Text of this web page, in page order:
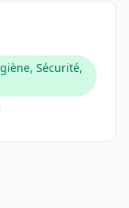
Sécurité,